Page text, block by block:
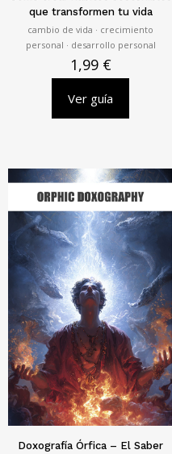
que transformen tu vida
cambio de vida · crecimiento
personal · desarrollo personal
1,99 €
Ver guía
Doxografía Órfica – El Saber